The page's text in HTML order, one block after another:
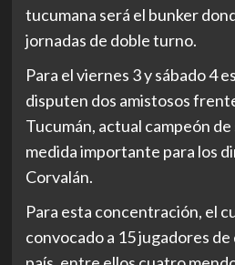
tucumana será el bunker
jornadas de doble turno.
Para el viernes 3 y sábado 4
disputen dos amistosos
Tucumán, actual campeón
medida importante para los
Corvalán.
Para esta concentración, el
convocado a 15 jugadores